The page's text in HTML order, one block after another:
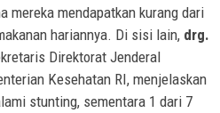
mereka mendapatkan kurang dari
hariannya. Di sisi lain, drg.
Direktorat Jenderal
Kesehatan RI, menjelaskan
stunting, sementara 1 dari 7